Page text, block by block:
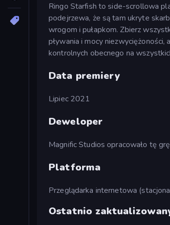
Ringo Starfish to side-scrollowa
podejrzewa, że są tam ukryte
wrogom i pułapkom. Zbierz
pływania i mocy
kontrolnych obecnego na
Data premiery
Lipiec 2021
Deweloper
Magnific Studios opracowało tę
Platforma
Przeglądarka internetowa
Ostatnio